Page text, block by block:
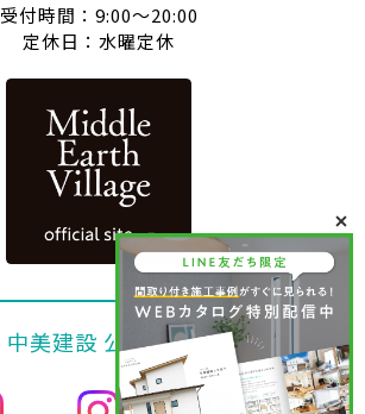
受付時間：9:00〜20:00
定休日：水曜定休
中美建設 公式SNS